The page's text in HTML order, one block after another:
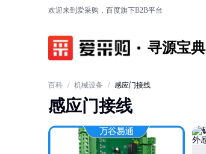
欢迎来到爱采购，百度旗下B2B平台
寻源宝典
百科 / 机械设备 / 感应门接线
感应门接线